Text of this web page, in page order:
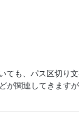
も、パス区切り文
関連してきます